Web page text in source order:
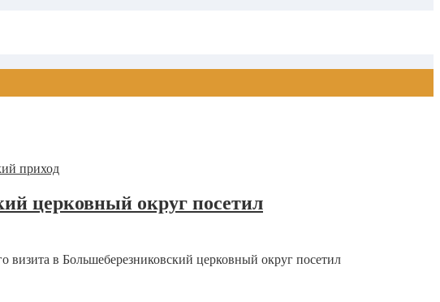
церковный округ посетил
в Большеберезниковский церковный округ посетил